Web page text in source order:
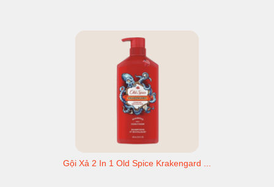
Gội Xả 2 In 1 Old Spice Krakengard ...